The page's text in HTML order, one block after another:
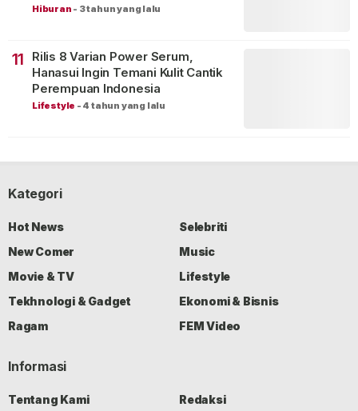
Hiburan - 3 tahun yang lalu
11
Rilis 8 Varian Power Serum,
Hanasui Ingin Temani Kulit Cantik
Perempuan Indonesia
Lifestyle - 4 tahun yang lalu
Kategori
Hot News
Selebriti
New Comer
Music
Movie & TV
Lifestyle
Tekhnologi & Gadget
Ekonomi & Bisnis
Ragam
FEM Video
Informasi
Tentang Kami
Redaksi